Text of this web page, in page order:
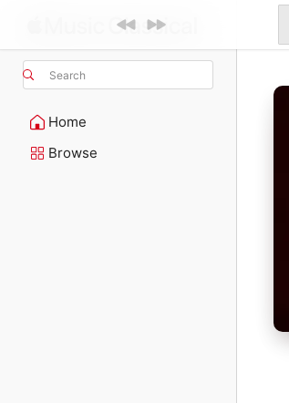
Search
Home
Browse